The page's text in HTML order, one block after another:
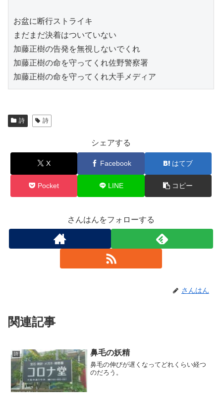
お盆に断行ストライキ
まだまだ決着はついていない
加藤正樹の告発を無視しないでくれ
加藤正樹の命を守ってくれ佐野警察署
加藤正樹の命を守ってくれ大手メディア
詩 詩
シェアする
X Facebook はてブ
Pocket LINE コピー
さんはんをフォローする
さんはん
関連記事
詩 鼻毛の妖精
鼻毛の伸びが遅くなってどれくらい経つ
のだろう。